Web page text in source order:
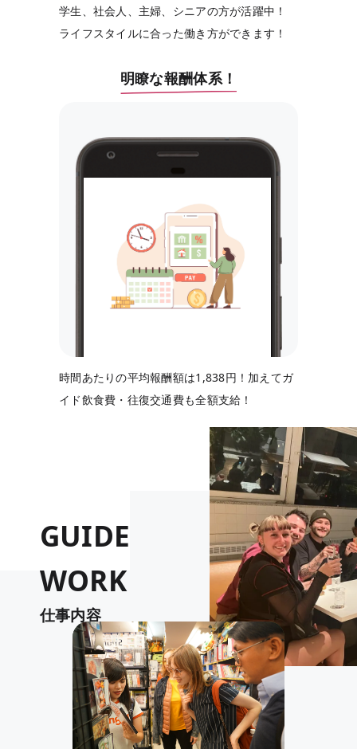
学生、社会人、主婦、シニアの方が活躍中！
ライフスタイルに合った働き方ができます！
明瞭な報酬体系！
時間あたりの平均報酬額は1,838円！加えてガ
イド飲食費・往復交通費も全額支給！